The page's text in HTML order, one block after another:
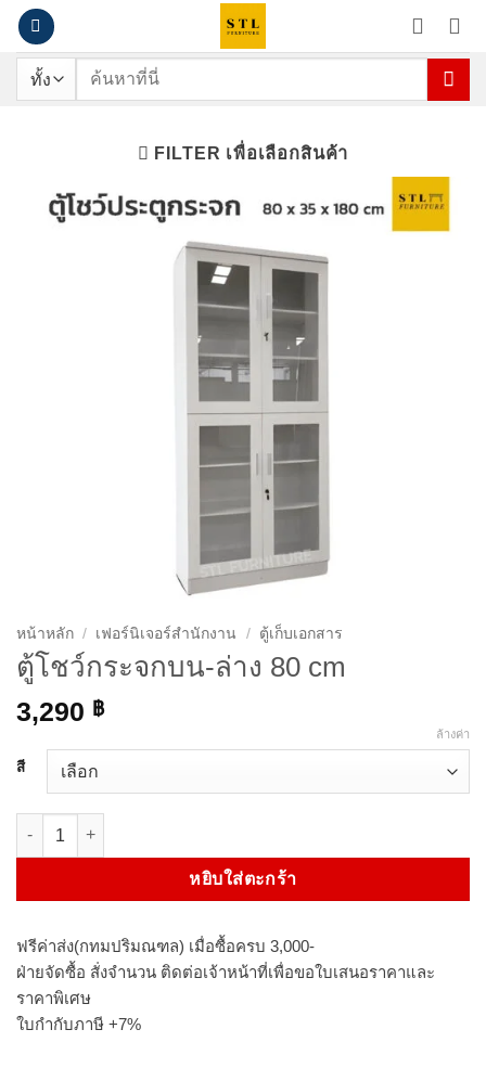
ข้าม
เนื้อหา
ค้นหา:
FILTER เพื่อเลือกสินค้า
หน้าหลัก / เฟอร์นิเจอร์สำนักงาน / ตู้เก็บเอกสาร
ตู้โชว์กระจกบน-ล่าง 80 cm
3,290 ฿
สี
ล้างค่า
หยิบใส่ตะกร้า
ฟรีค่าส่ง(กทมปริมณฑล) เมื่อซื้อครบ 3,000-
ฝ่ายจัดซื้อ สั่งจำนวน ติดต่อเจ้าหน้าที่เพื่อขอใบเสนอราคาและ
ราคาพิเศษ
ใบกำกับภาษี +7%